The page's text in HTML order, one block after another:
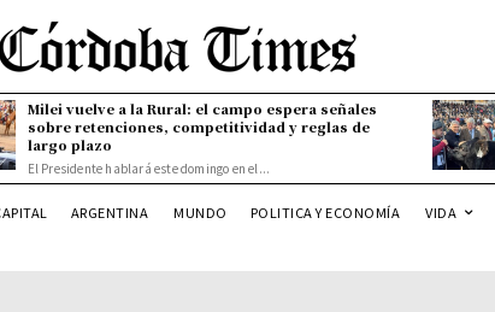
Milei vuelve a la Rural: el campo espera señales
sobre retenciones, competitividad y reglas de
largo plazo
El Presidente hablará este domingo en el...
ARGENTINA MUNDO POLITICA Y ECONOMÍA VIDA